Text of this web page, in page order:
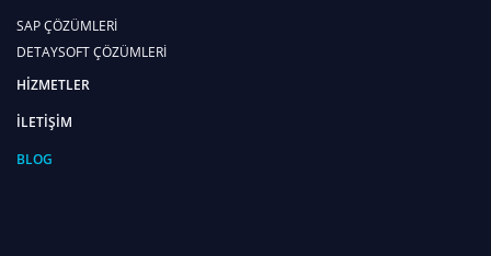
SAP ÇÖZÜMLERİ
DETAYSOFT ÇÖZÜMLERİ
HİZMETLER
İLETİŞİM
BLOG